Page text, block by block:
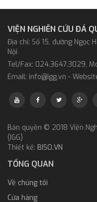
VIỆN NGHIÊN CỨU ĐÁ
Địa chỉ: Số 15, đường Ngọc
Nội
Tel/Fax: 024.3647.3029,
Email: info@igg.vn -
Bản quyền © 2018 Viện
(IGG)
Thiết kế: BISO.VN
TỔNG QUAN
Về chúng tôi
Cửa hàng